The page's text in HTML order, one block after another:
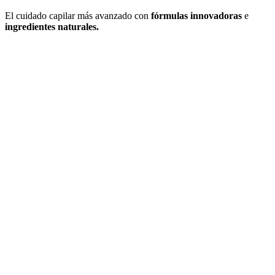
El cuidado capilar más avanzado con fórmulas innovadoras e
ingredientes naturales.